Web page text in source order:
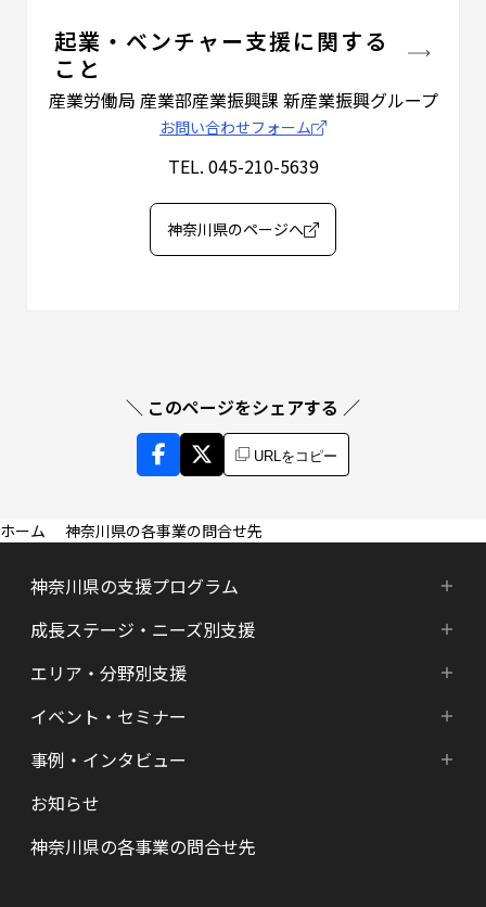
起業・ベンチャー支援に関する
こと
産業労働局 産業部産業振興課 新産業振興グループ
お問い合わせフォーム
TEL. 045-210-5639
神奈川県のページへ
＼ このページをシェアする ／
URLをコピー
神奈川県の各事業の問合せ先
神奈川県の支援プログラム
神奈川県の支援プログラム
HATSU-SHINKANAGAWA
HATSU起業家支援プログラム
SHINみなとみらい
成長ステージ・ニーズ別支援
成長ステージ・ニーズ別支援
起業準備期支援（アイデア段階）
シード期支援（事業創出段階）
アーリー期支援（事業拡大段階）
エリア・分野別支援
エリア・分野別支援
HATSU-SHIN の支援拠点
県内の支援拠点・コミュニティー
特区制度（国家戦略特区等）
イベント・セミナー
新着情報
カレンダー
事例・インタビュー
インタビュー（一覧）
お知らせ
神奈川県の各事業の問合せ先